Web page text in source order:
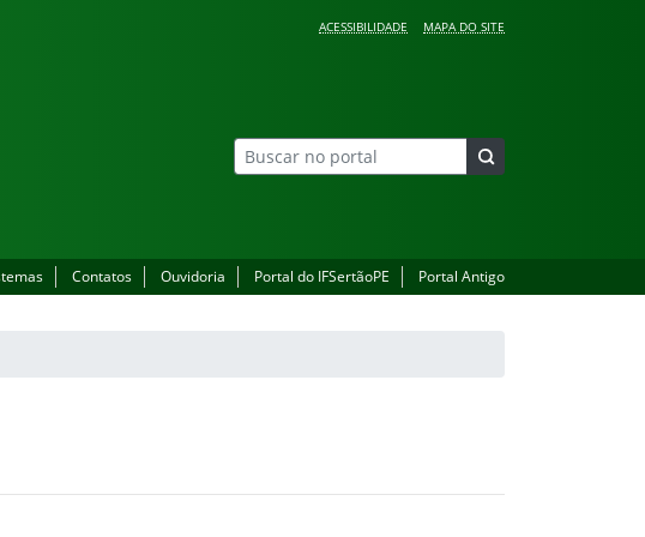
ACESSIBILIDADE MAPA DO SITE
Contatos Ouvidoria Portal do IFSertãoPE Portal Antigo